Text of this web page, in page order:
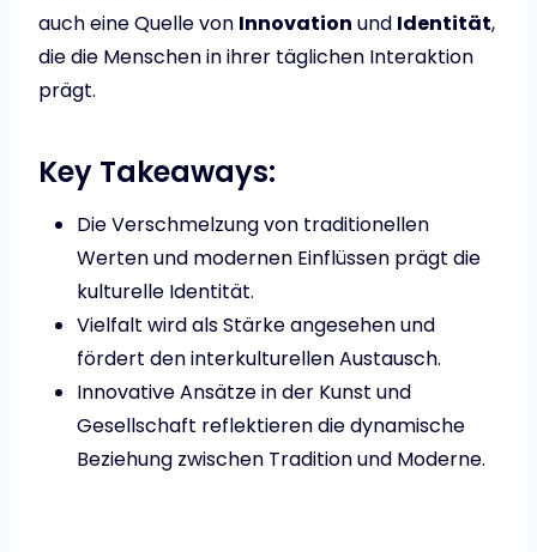
auch eine Quelle von Innovation und Identität,
die die Menschen in ihrer täglichen Interaktion
prägt.
Key Takeaways:
Die Verschmelzung von traditionellen
Werten und modernen Einflüssen prägt die
kulturelle Identität.
Vielfalt wird als Stärke angesehen und
fördert den interkulturellen Austausch.
Innovative Ansätze in der Kunst und
Gesellschaft reflektieren die dynamische
Beziehung zwischen Tradition und Moderne.